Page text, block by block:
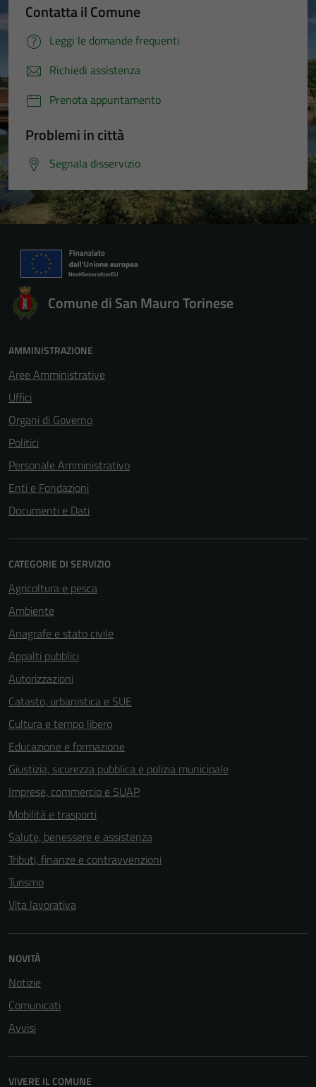
Contatta il Comune
Leggi le domande frequenti
Richiedi assistenza
Prenota appuntamento
Problemi in città
Segnala disservizio
Comune di San Mauro Torinese
AMMINISTRAZIONE
Aree Amministrative
Uffici
Organi di Governo
Politici
Personale Amministrativo
Enti e Fondazioni
Documenti e Dati
CATEGORIE DI SERVIZIO
Agricoltura e pesca
Ambiente
Anagrafe e stato civile
Appalti pubblici
Autorizzazioni
Catasto, urbanistica e SUE
Cultura e tempo libero
Educazione e formazione
Giustizia, sicurezza pubblica e polizia municipale
Imprese, commercio e SUAP
Mobilità e trasporti
Salute, benessere e assistenza
Tributi, finanze e contravvenzioni
Turismo
Vita lavorativa
NOVITÀ
Notizie
Comunicati
Avvisi
VIVERE IL COMUNE